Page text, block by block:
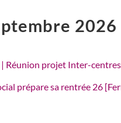
2026
| Réunion projet Inter-
prépare sa rentrée 26